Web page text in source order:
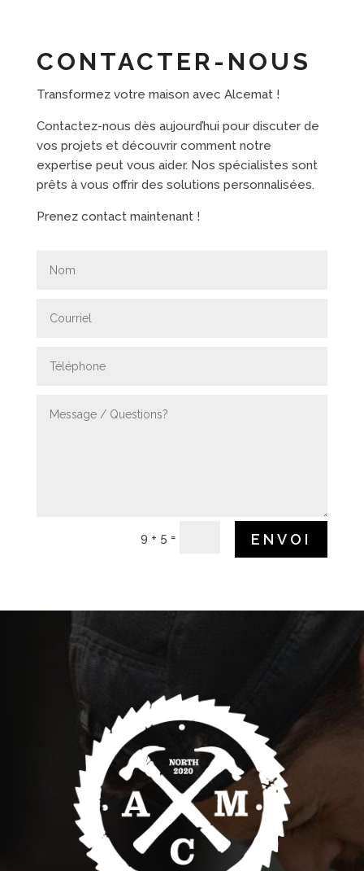
CONTACTER-NOUS
Transformez votre maison avec Alcemat !
Contactez-nous dès aujourd’hui pour discuter de
vos projets et découvrir comment notre
expertise peut vous aider. Nos spécialistes sont
prêts à vous offrir des solutions personnalisées.
Prenez contact maintenant !
9 + 5 = ENVOI